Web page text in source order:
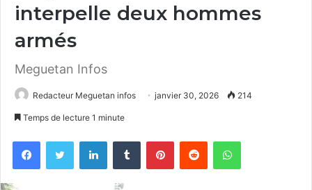
interpelle deux hommes
armés
Meguetan Infos
Redacteur Meguetan infos janvier 30, 2026 214
Temps de lecture 1 minute